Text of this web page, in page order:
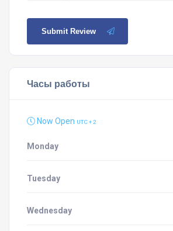
Submit Review
Часы работы
Now Open UTC + 2
Monday
Tuesday
Wednesday